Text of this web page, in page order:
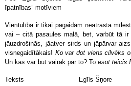
īpatnības” motīviem
Vientulība ir tikai pagaidām neatrasta
vai – citā pasaules malā, bet, varbūt tā
jāuzdrošinās, jāatver sirds un jāpārvar
visnegaidītākais! Ko var dot viens cilvēks
Un kas var būt vairāk par to? To esot teicis
Teksts Egīls Šņore